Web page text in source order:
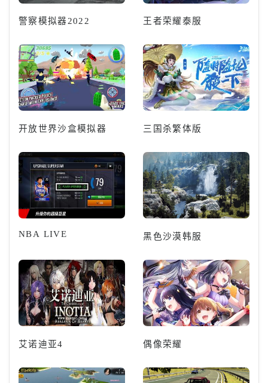
警察模拟器2022 王者荣耀泰服
开放世界沙盒模拟器 三国杀繁体版
NBA LIVE 黑色沙漠韩服
艾诺迪亚4 偶像荣耀